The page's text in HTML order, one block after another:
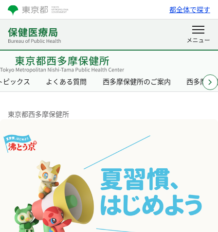
都全体で探す
ピックス よくある質問 西多摩保健所のご案内 西多摩保
東京都西多摩保健所
東京都西多摩保健所